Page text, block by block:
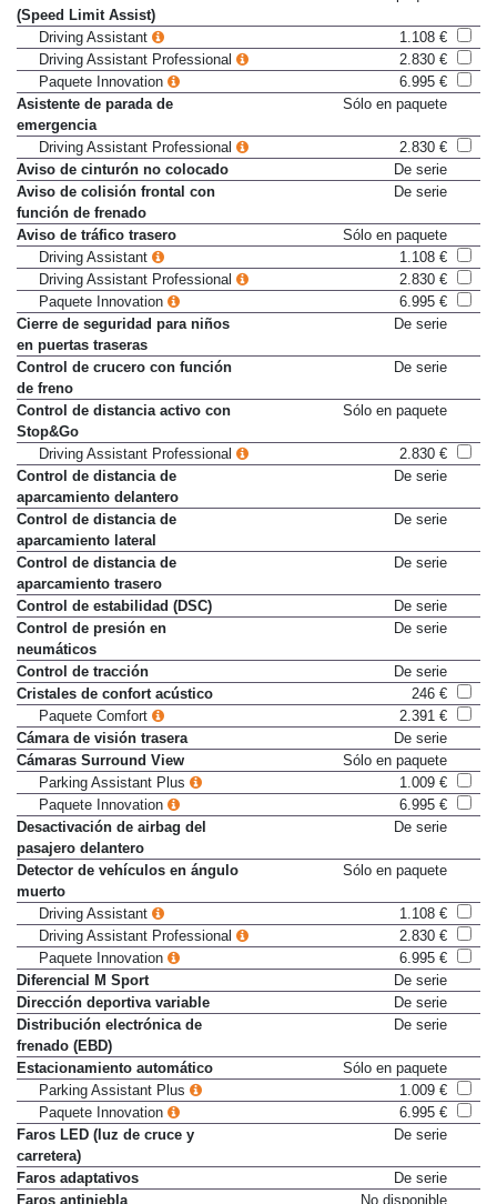
Asistente de límite de velocidad
(Speed Limit Assist)
Driving Assistant
1.108 €
Driving Assistant Professional
2.830 €
Paquete Innovation
6.995 €
Asistente de parada de
emergencia
Driving Assistant Professional
2.830 €
Aviso de cinturón no colocado
De serie
Aviso de colisión frontal con
función de frenado
Aviso de tráfico trasero
Sólo en paquete
Driving Assistant
1.108 €
Driving Assistant Professional
2.830 €
Paquete Innovation
6.995 €
Cierre de seguridad para niños
en puertas traseras
Control de crucero con función
de freno
Control de distancia activo con
Stop&Go
Driving Assistant Professional
2.830 €
Control de distancia de
aparcamiento delantero
Control de distancia de
aparcamiento lateral
Control de distancia de
aparcamiento trasero
Control de estabilidad (DSC)
De serie
Control de presión en
neumáticos
Control de tracción
De serie
Cristales de confort acústico
246 €
Paquete Comfort
2.391 €
Cámara de visión trasera
De serie
Cámaras Surround View
Sólo en paquete
Parking Assistant Plus
1.009 €
Paquete Innovation
6.995 €
Desactivación de airbag del
pasajero delantero
Detector de vehículos en ángulo
muerto
Driving Assistant
1.108 €
Driving Assistant Professional
2.830 €
Paquete Innovation
6.995 €
Diferencial M Sport
De serie
Dirección deportiva variable
De serie
Distribución electrónica de
frenado (EBD)
Estacionamiento automático
Sólo en paquete
Parking Assistant Plus
1.009 €
Paquete Innovation
6.995 €
Faros LED (luz de cruce y
carretera)
Faros adaptativos De serie